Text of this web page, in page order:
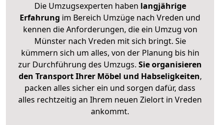
Die Umzugsexperten haben langjährige
Erfahrung im Bereich Umzüge nach Vreden und
kennen die Anforderungen, die ein Umzug von
Münster nach Vreden mit sich bringt. Sie
kümmern sich um alles, von der Planung bis hin
zur Durchführung des Umzugs. Sie organisieren
den Transport Ihrer Möbel und Habseligkeiten,
packen alles sicher ein und sorgen dafür, dass
alles rechtzeitig an Ihrem neuen Zielort in Vreden
ankommt.